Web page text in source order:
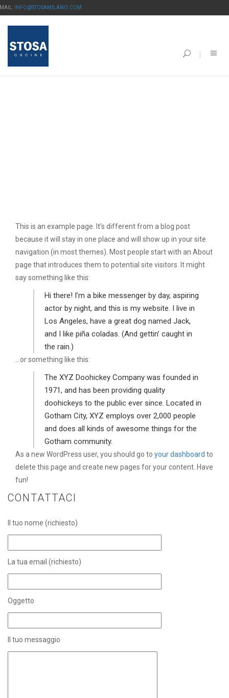
INFO@STOSAMILANO.COM
This is an example page. It’s different from a blog post
because it will stay in one place and will show up in your site
navigation (in most themes). Most people start with an About
page that introduces them to potential site visitors. It might
say something like this:
Hi there! I’m a bike messenger by day, aspiring
actor by night, and this is my website. I live in
Los Angeles, have a great dog named Jack,
and I like piña coladas. (And gettin’ caught in
the rain.)
…or something like this:
The XYZ Doohickey Company was founded in
1971, and has been providing quality
doohickeys to the public ever since. Located in
Gotham City, XYZ employs over 2,000 people
and does all kinds of awesome things for the
Gotham community.
As a new WordPress user, you should go to your dashboard to
delete this page and create new pages for your content. Have
fun!
CONTATTACI
Il tuo nome (richiesto)
La tua email (richiesto)
Oggetto
Il tuo messaggio